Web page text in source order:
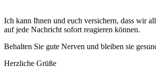
Ich kann Ihnen und euch versichern, dass wir
auf jede Nachricht sofort reagieren können.
Behalten Sie gute Nerven und bleiben sie
Herzliche Grüße